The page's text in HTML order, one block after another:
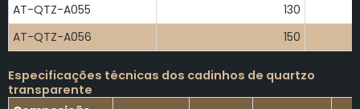
AT-QTZ-A055
130
AT-QTZ-A056
150
Especificações técnicas dos cadinhos de quartzo
transparente